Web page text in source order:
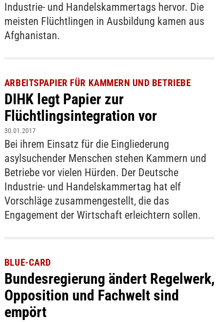
Industrie- und Handelskammertags hervor. Die
meisten Flüchtlingen in Ausbildung kamen aus
Afghanistan.
ARBEITSPAPIER FÜR KAMMERN UND BETRIEBE
DIHK legt Papier zur
Flüchtlingsintegration vor
30.01.2017
Bei ihrem Einsatz für die Eingliederung
asylsuchender Menschen stehen Kammern und
Betriebe vor vielen Hürden. Der Deutsche
Industrie- und Handelskammertag hat elf
Vorschläge zusammengestellt, die das
Engagement der Wirtschaft erleichtern sollen.
BLUE-CARD
Bundesregierung ändert Regelwerk,
Opposition und Fachwelt sind
empört